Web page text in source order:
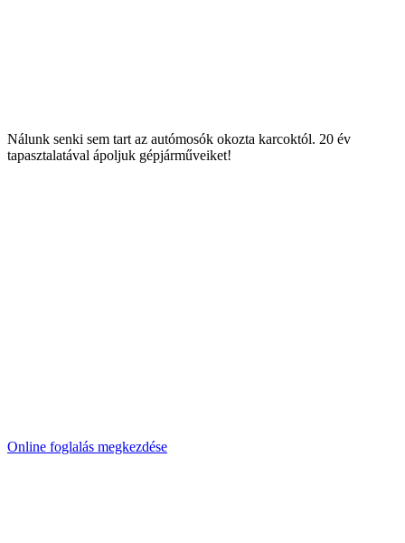
Nálunk senki sem tart az autómosók okozta karcoktól. 20 év
tapasztalatával ápoljuk gépjárműveiket!
Online foglalás megkezdése